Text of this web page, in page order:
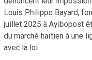
Louis Philippe Bayard,
juillet 2025 à Ayibopost
du marché haïtien à une
avec la loi.